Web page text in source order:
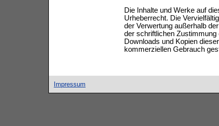
Die Inhalte und Werke auf
Urheberrecht. Die
der Verwertung außerhalb
der schriftlichen
Downloads und Kopien
kommerziellen Gebrauch
Impressum